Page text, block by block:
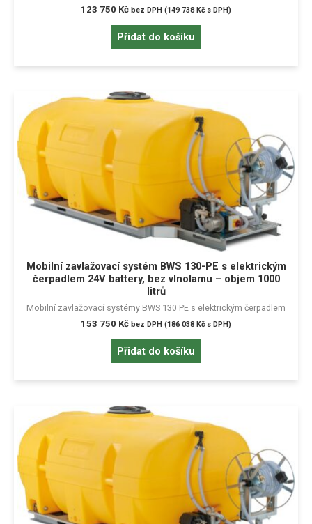
123 750 Kč bez DPH (149 738 Kč s DPH)
Přidat do košíku
Mobilní zavlažovací systém BWS 130-PE s elektrickým
čerpadlem 24V battery, bez vlnolamu – objem 1000
litrů
Mobilní zavlažovací systémy BWS 130 PE s elektrickým čerpadlem
153 750 Kč bez DPH (186 038 Kč s DPH)
Přidat do košíku